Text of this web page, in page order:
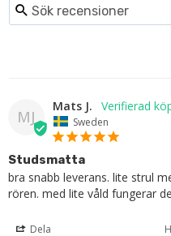
MJ
Mats J.
Sweden
Studsmatta
bra snabb leverans. lite strul
rören. med lite våld fungerar
Dela